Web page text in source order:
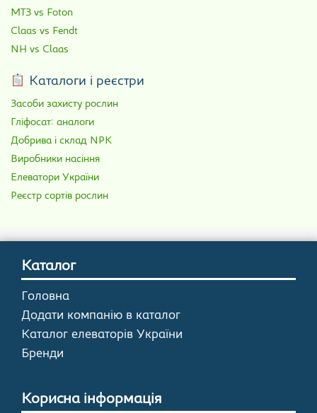
МТЗ vs Foton
Claas vs Fendt
NH vs Claas
Каталоги і реєстри
Засоби захисту рослин
Гліфосат: аналоги
Добрива і склад NPK
Виробники насіння
Елеватори України
Реєстр сортів рослин
Каталог
Головна
Додати компанію в каталог
Каталог елеваторів України
Бренди
Корисна інформація